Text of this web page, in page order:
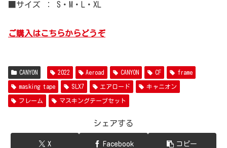
■サイズ ： S・M・L・XL
ご購入はこちらからどうぞ
CANYON 2022 Aeroad CANYON CF frame
masking tape SLX7 エアロード キャニオン
フレーム マスキングテープセット
シェアする
X Facebook コピー